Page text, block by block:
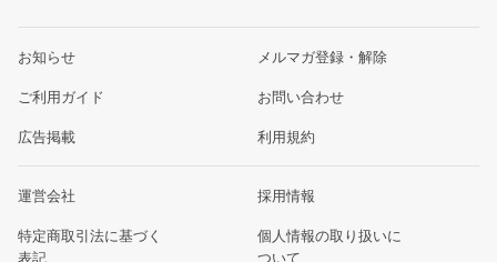
お知らせ メルマガ登録・解除
ご利用ガイド お問い合わせ
広告掲載 利用規約
運営会社 採用情報
特定商取引法に基づく
表記
個人情報の取り扱いに
ついて